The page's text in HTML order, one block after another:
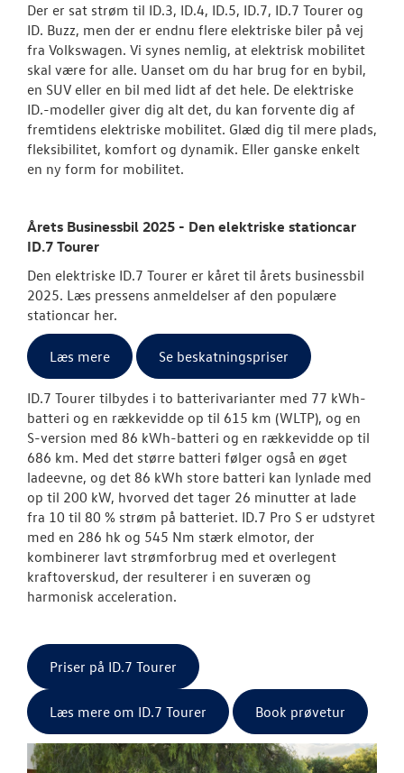
Der er sat strøm til ID.3, ID.4, ID.5, ID.7, ID.7 Tourer og
ID. Buzz, men der er endnu flere elektriske biler på vej
fra Volkswagen. Vi synes nemlig, at elektrisk mobilitet
skal være for alle. Uanset om du har brug for en bybil,
en SUV eller en bil med lidt af det hele. De elektriske
ID.-modeller giver dig alt det, du kan forvente dig af
fremtidens elektriske mobilitet. Glæd dig til mere plads,
fleksibilitet, komfort og dynamik. Eller ganske enkelt
en ny form for mobilitet.
Årets Businessbil 2025 - Den elektriske stationcar
ID.7 Tourer
Den elektriske ID.7 Tourer er kåret til årets businessbil
2025. Læs pressens anmeldelser af den populære
stationcar her.
Læs mere Se beskatningspriser
ID.7 Tourer tilbydes i to batterivarianter med 77 kWh-
batteri og en rækkevidde op til 615 km (WLTP), og en
S-version med 86 kWh-batteri og en rækkevidde op til
686 km. Med det større batteri følger også en øget
ladeevne, og det 86 kWh store batteri kan lynlade med
op til 200 kW, hvorved det tager 26 minutter at lade
fra 10 til 80 % strøm på batteriet. ID.7 Pro S er udstyret
med en 286 hk og 545 Nm stærk elmotor, der
kombinerer lavt strømforbrug med et overlegent
kraftoverskud, der resulterer i en suveræn og
harmonisk acceleration.
Priser på ID.7 Tourer
Læs mere om ID.7 Tourer Book prøvetur